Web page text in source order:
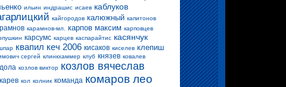
ильин индрашис исаев каблуков
кайгородов калюжный капитонов
карамнов-мл. карпов максим карповцев
карсумс карцев каспарайтис касянчук
квапил кеч 2006 кисаков киселев клепиш
сергей клинкхаммер клуб князев ковалев
козлов виктор козлов вячеслав
кол колник команда комаров лео